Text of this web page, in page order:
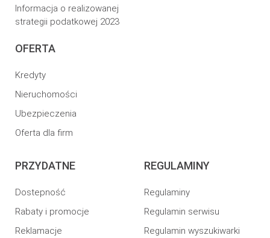
Informacja o realizowanej
strategii podatkowej 2023
OFERTA
Kredyty
Nieruchomości
Ubezpieczenia
Oferta dla firm
PRZYDATNE
Dostepność
Rabaty i promocje
Reklamacje
REGULAMINY
Regulaminy
Regulamin serwisu
Regulamin wyszukiwarki